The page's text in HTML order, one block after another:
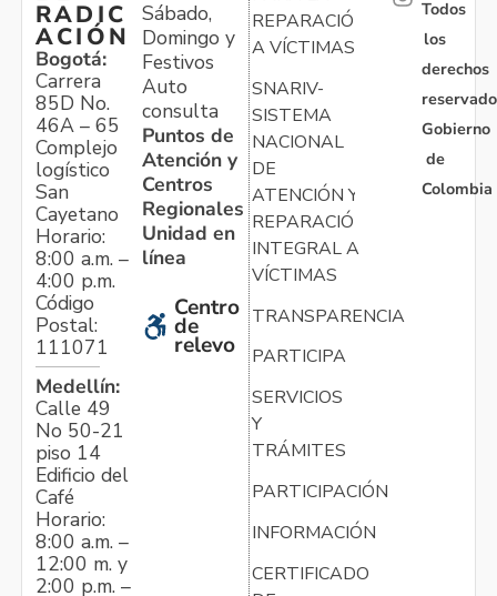
RADIC
ACIÓN
Bogotá:
Carrera
85D No.
46A – 65
Complejo
logístico
San
Cayetano
Horario:
8:00 a.m. –
4:00 p.m.
Código
Postal:
111071
Medellín:
Calle 49
No 50-21
piso 14
Edificio del
Café
Horario:
8:00 a.m. –
12:00 m. y
2:00 p.m. –
Sábado,
Domingo y
Festivos
Auto
consulta
Puntos de
Atención y
Centros
Regionales
Unidad en
línea
Centro
de
relevo
REPARACIÓN
A VÍCTIMAS
SNARIV-
SISTEMA
NACIONAL
DE
ATENCIÓN Y
REPARACIÓN
INTEGRAL A
VÍCTIMAS
TRANSPARENCIA
PARTICIPA
SERVICIOS
Y
TRÁMITES
PARTICIPACIÓN
INFORMACIÓN
CERTIFICADO
Todos
los
derechos
Gobierno
de
Colombia